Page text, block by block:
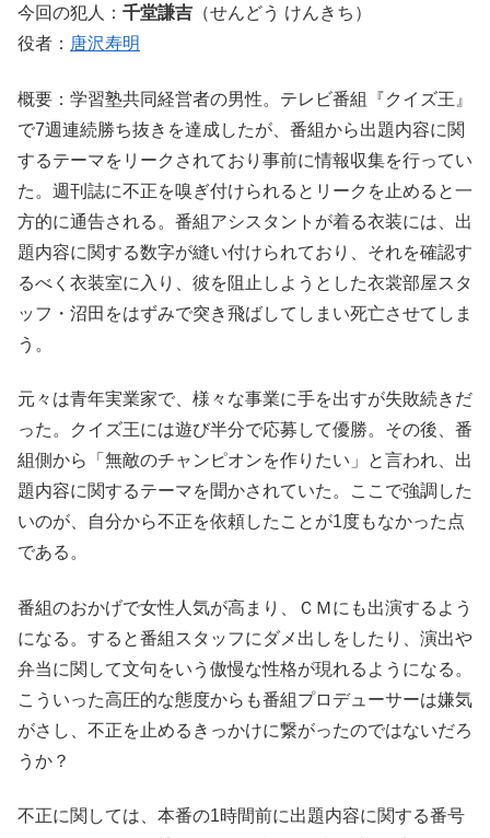
今回の犯人： 千堂謙吉 （せんどう けんきち）
役者： 唐沢寿明
概要：学習塾共同経営者の男性。テレビ番組『クイズ王』
で7週連続勝ち抜きを達成したが、番組から出題内容に関
するテーマをリークされており事前に情報収集を行ってい
た。週刊誌に不正を嗅ぎ付けられるとリークを止めると一
方的に通告される。番組アシスタントが着る衣装には、出
題内容に関する数字が縫い付けられており、それを確認す
るべく衣装室に入り、彼を阻止しようとした衣裳部屋スタ
ッフ・沼田をはずみで突き飛ばしてしまい死亡させてしま
う。
元々は青年実業家で、様々な事業に手を出すが失敗続きだ
った。クイズ王には遊び半分で応募して優勝。その後、番
組側から「無敵のチャンピオンを作りたい」と言われ、出
題内容に関するテーマを聞かされていた。ここで強調した
いのが、自分から不正を依頼したことが1度もなかった点
である。
番組のおかげで女性人気が高まり、ＣＭにも出演するよう
になる。すると番組スタッフにダメ出しをしたり、演出や
弁当に関して文句をいう傲慢な性格が現れるようになる。
こういった高圧的な態度からも番組プロデューサーは嫌気
がさし、不正を止めるきっかけに繋がったのではないだろ
うか？
不正に関しては、本番の1時間前に出題内容に関する番号